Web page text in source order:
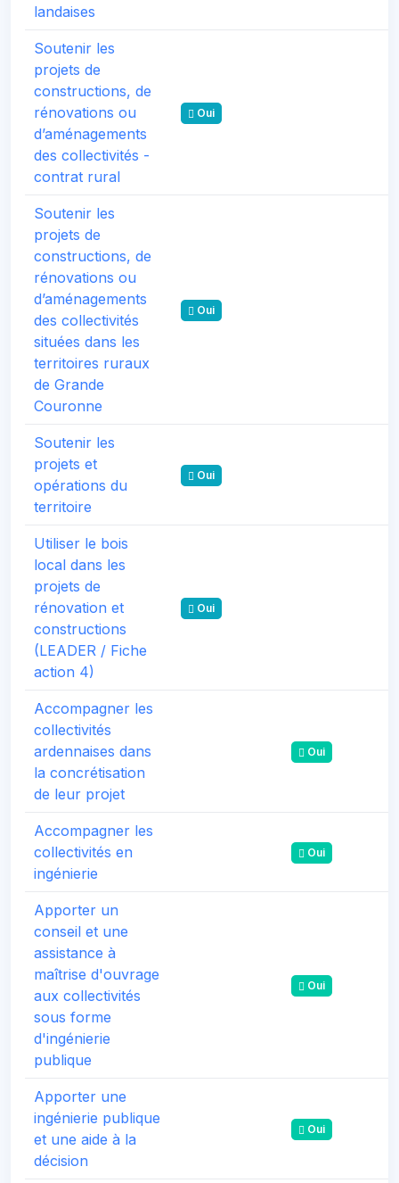
landaises
Soutenir les
projets de
constructions, de
rénovations ou
d’aménagements
des collectivités -
contrat rural
Oui
Soutenir les
projets de
constructions, de
rénovations ou
d’aménagements
des collectivités
situées dans les
territoires ruraux
de Grande
Couronne
Oui
Soutenir les
projets et
opérations du
territoire
Oui
Utiliser le bois
local dans les
projets de
rénovation et
constructions
(LEADER / Fiche
action 4)
Oui
Accompagner les
collectivités
ardennaises dans
la concrétisation
de leur projet
Oui
Accompagner les
collectivités en
ingénierie
Oui
Apporter un
conseil et une
assistance à
maîtrise d'ouvrage
aux collectivités
sous forme
d'ingénierie
publique
Oui
Apporter une
ingénierie publique
et une aide à la
décision
Oui